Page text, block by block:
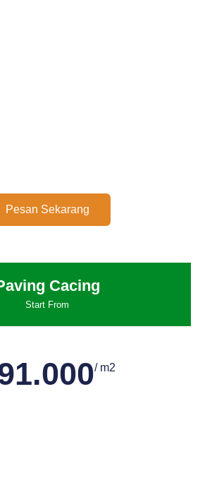
Pesan Sekarang
Cacing
Start From
/ m2